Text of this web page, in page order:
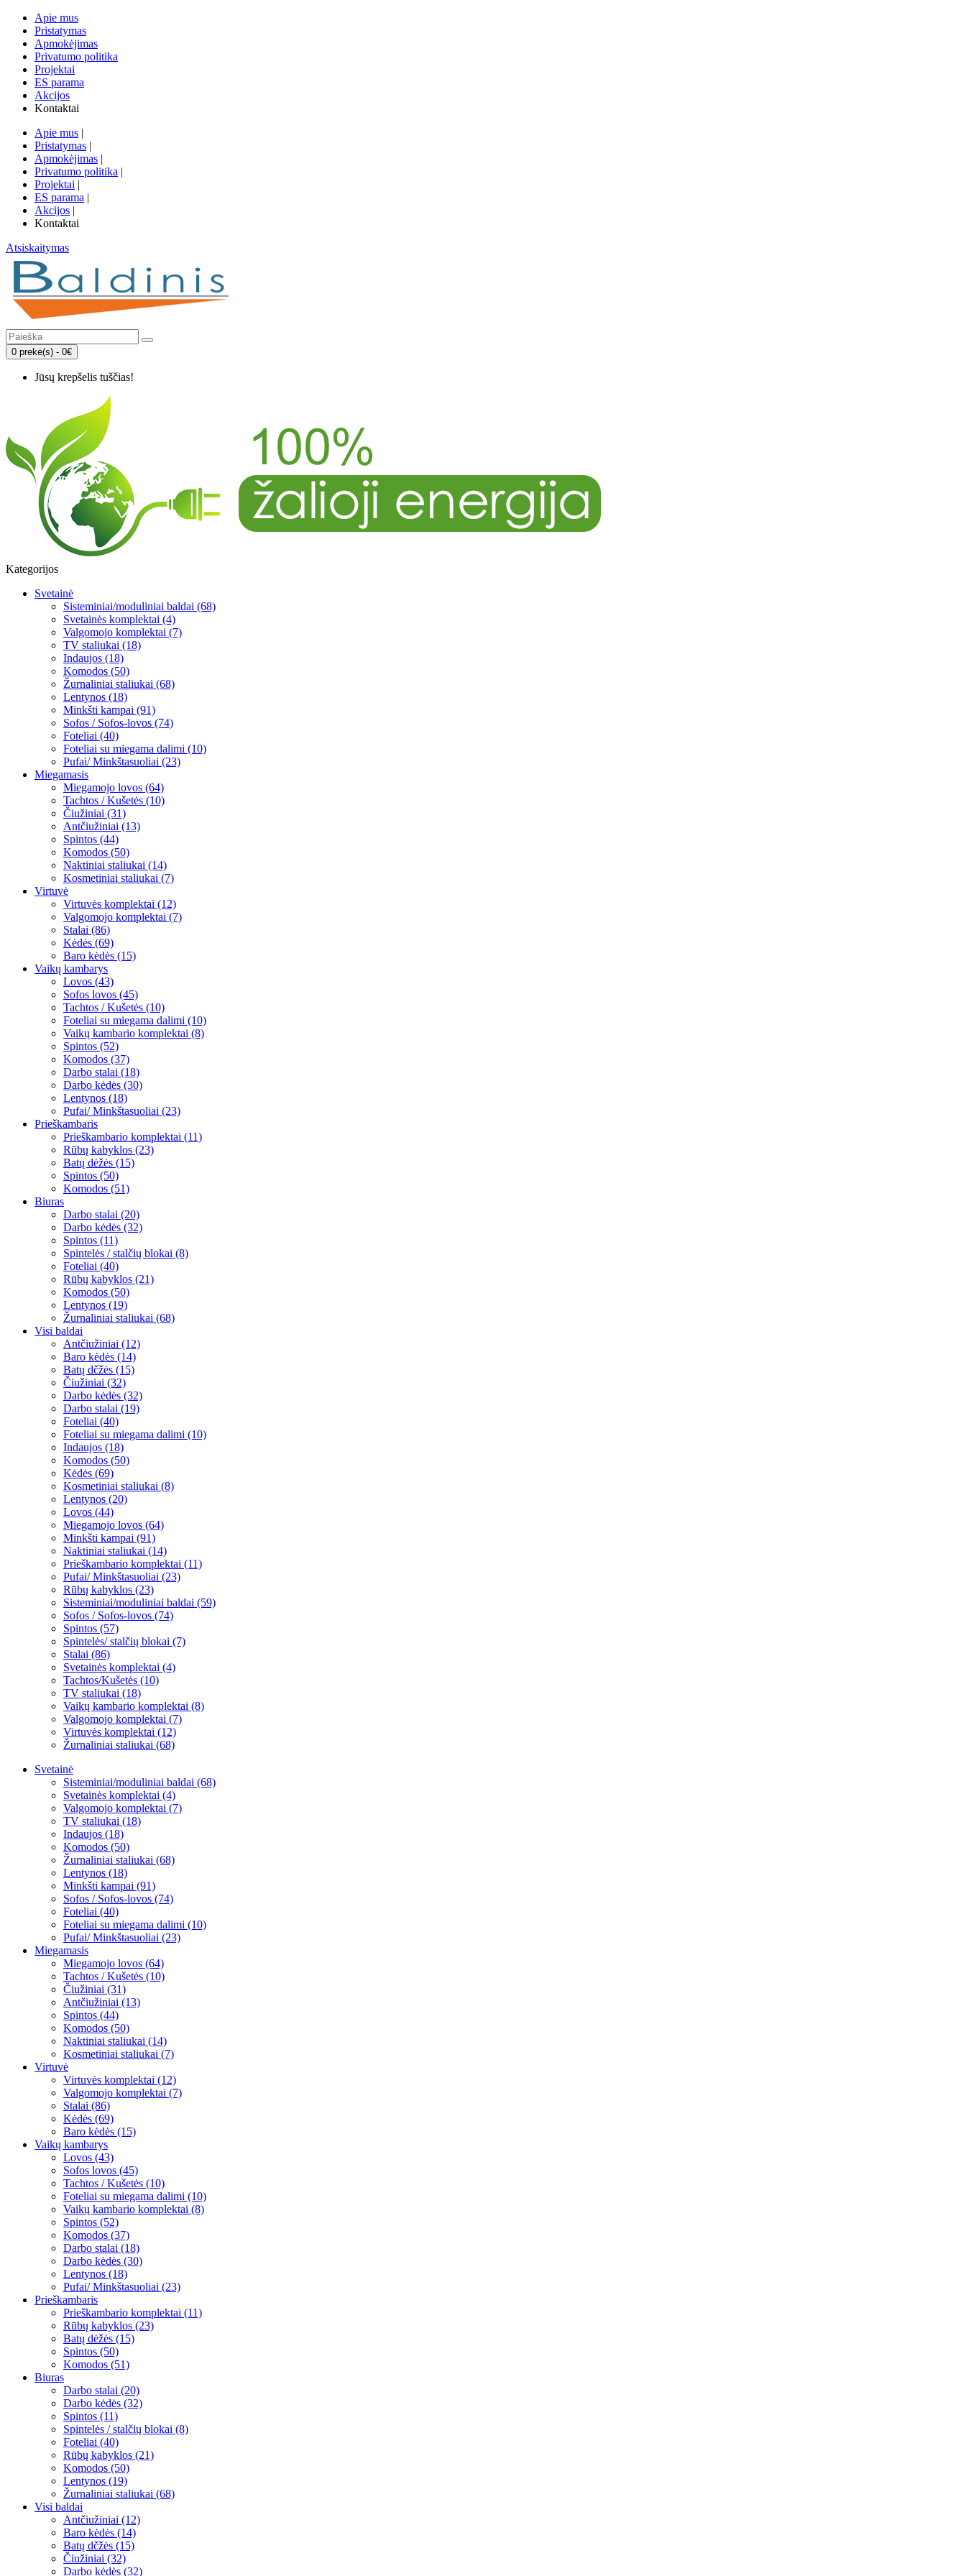
Apie mus
Pristatymas
Apmokėjimas
Privatumo politika
Projektai
ES parama
Akcijos
Kontaktai
Apie mus |
Pristatymas |
Apmokėjimas |
Privatumo politika |
Projektai |
ES parama |
Akcijos |
Kontaktai
Atsiskaitymas
0 prekė(s) - 0€
Jūsų krepšelis tuščias!
Kategorijos
Svetainė
Sisteminiai/moduliniai baldai (68)
Svetainės komplektai (4)
Valgomojo komplektai (7)
TV staliukai (18)
Indaujos (18)
Komodos (50)
Žurnaliniai staliukai (68)
Lentynos (18)
Minkšti kampai (91)
Sofos / Sofos-lovos (74)
Foteliai (40)
Foteliai su miegama dalimi (10)
Pufai/ Minkštasuoliai (23)
Miegamasis
Miegamojo lovos (64)
Tachtos / Kušetės (10)
Čiužiniai (31)
Antčiužiniai (13)
Spintos (44)
Komodos (50)
Naktiniai staliukai (14)
Kosmetiniai staliukai (7)
Virtuvė
Virtuvės komplektai (12)
Valgomojo komplektai (7)
Stalai (86)
Kėdės (69)
Baro kėdės (15)
Vaikų kambarys
Lovos (43)
Sofos lovos (45)
Tachtos / Kušetės (10)
Foteliai su miegama dalimi (10)
Vaikų kambario komplektai (8)
Spintos (52)
Komodos (37)
Darbo stalai (18)
Darbo kėdės (30)
Lentynos (18)
Pufai/ Minkštasuoliai (23)
Prieškambaris
Prieškambario komplektai (11)
Rūbų kabyklos (23)
Batų dėžės (15)
Spintos (50)
Komodos (51)
Biuras
Darbo stalai (20)
Darbo kėdės (32)
Spintos (11)
Spintelės / stalčių blokai (8)
Foteliai (40)
Rūbų kabyklos (21)
Komodos (50)
Lentynos (19)
Žurnaliniai staliukai (68)
Visi baldai
Antčiužiniai (12)
Baro kėdės (14)
Batų dčžės (15)
Čiužiniai (32)
Darbo kėdės (32)
Darbo stalai (19)
Foteliai (40)
Foteliai su miegama dalimi (10)
Indaujos (18)
Komodos (50)
Kėdės (69)
Kosmetiniai staliukai (8)
Lentynos (20)
Lovos (44)
Miegamojo lovos (64)
Minkšti kampai (91)
Naktiniai staliukai (14)
Prieškambario komplektai (11)
Pufai/ Minkštasuoliai (23)
Rūbų kabyklos (23)
Sisteminiai/moduliniai baldai (59)
Sofos / Sofos-lovos (74)
Spintos (57)
Spintelės/ stalčių blokai (7)
Stalai (86)
Svetainės komplektai (4)
Tachtos/Kušetės (10)
TV staliukai (18)
Vaikų kambario komplektai (8)
Valgomojo komplektai (7)
Virtuvės komplektai (12)
Žurnaliniai staliukai (68)
Svetainė
Sisteminiai/moduliniai baldai (68)
Svetainės komplektai (4)
Valgomojo komplektai (7)
TV staliukai (18)
Indaujos (18)
Komodos (50)
Žurnaliniai staliukai (68)
Lentynos (18)
Minkšti kampai (91)
Sofos / Sofos-lovos (74)
Foteliai (40)
Foteliai su miegama dalimi (10)
Pufai/ Minkštasuoliai (23)
Miegamasis
Miegamojo lovos (64)
Tachtos / Kušetės (10)
Čiužiniai (31)
Antčiužiniai (13)
Spintos (44)
Komodos (50)
Naktiniai staliukai (14)
Kosmetiniai staliukai (7)
Virtuvė
Virtuvės komplektai (12)
Valgomojo komplektai (7)
Stalai (86)
Kėdės (69)
Baro kėdės (15)
Vaikų kambarys
Lovos (43)
Sofos lovos (45)
Tachtos / Kušetės (10)
Foteliai su miegama dalimi (10)
Vaikų kambario komplektai (8)
Spintos (52)
Komodos (37)
Darbo stalai (18)
Darbo kėdės (30)
Lentynos (18)
Pufai/ Minkštasuoliai (23)
Prieškambaris
Prieškambario komplektai (11)
Rūbų kabyklos (23)
Batų dėžės (15)
Spintos (50)
Komodos (51)
Biuras
Darbo stalai (20)
Darbo kėdės (32)
Spintos (11)
Spintelės / stalčių blokai (8)
Foteliai (40)
Rūbų kabyklos (21)
Komodos (50)
Lentynos (19)
Žurnaliniai staliukai (68)
Visi baldai
Antčiužiniai (12)
Baro kėdės (14)
Batų dčžės (15)
Čiužiniai (32)
Darbo kėdės (32)